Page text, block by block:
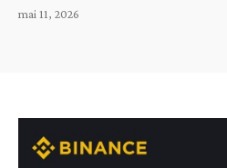
mai 11, 2026